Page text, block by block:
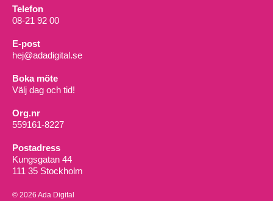
Telefon
08-21 92 00
E-post
hej@adadigital.se
Boka möte
Välj dag och tid!
Org.nr
559161-8227
Postadress
Kungsgatan 44
111 35 Stockholm
© 2026 Ada Digital